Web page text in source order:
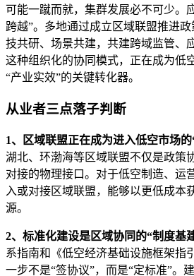
可能一蹴而就，集群发展必不可少。
跨越”。多地通过成立区域联盟推进
技共研、场景共建，共建跨域监管
这种组织化的协同模式，正在成为低
“产业实效”的关键转化器。
从业者三点落子判断
1、区域联盟正在成为进入低空市场
湖北、环渤海等区域联盟不仅是政策
对接的物理接口。对于低空制造、运
入或对接区域联盟，能够以更低成本
源。
2、标准化建设是区域协同的“制度基
系指南和《低空经济基础设施框架指
一步不是“签协议”，而是“定标准”。